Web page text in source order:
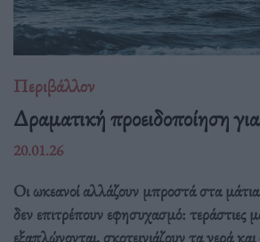
Περιβάλλον
Δραματική προειδοποίηση
20.01.26
Οι ωκεανοί αλλάζουν μπροστά στα
δεν επιτρέπουν εφησυχασμό: τεράστιες
εξαπλώνονται, σκοτεινιάζουν τα νερά